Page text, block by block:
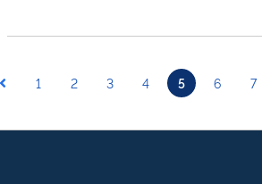
1 2 3 4 5 6 7